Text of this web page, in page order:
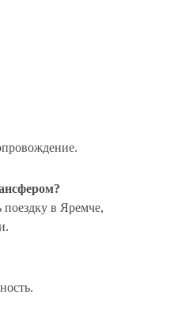
в Яремче,